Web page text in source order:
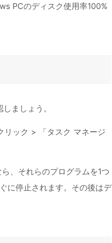
PCのディスク使用率100%
ましょう。
リック > 「タスク マネージ
、それらのプログラムを1つ
に停止されます。その後はデ